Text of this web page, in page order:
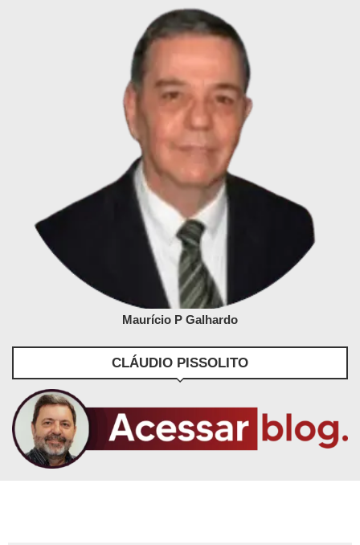
Maurício P Galhardo
CLÁUDIO PISSOLITO